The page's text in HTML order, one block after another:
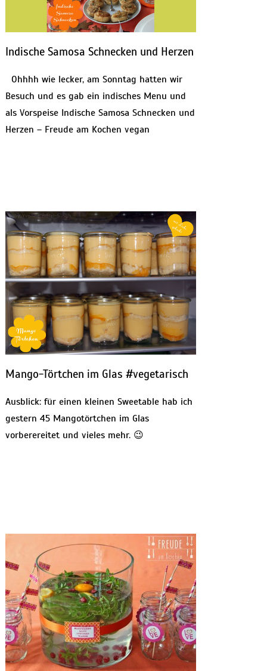
Indische Samosa Schnecken und Herzen
Ohhhh wie lecker, am Sonntag hatten wir
Besuch und es gab ein indisches Menu und
als Vorspeise Indische Samosa Schnecken und
Herzen – Freude am Kochen vegan
Mango-Törtchen im Glas #vegetarisch
Ausblick: für einen kleinen Sweetable hab ich
gestern 45 Mangotörtchen im Glas
vorberereitet und vieles mehr. 😉